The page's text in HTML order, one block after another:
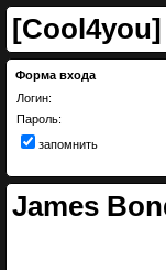
[Cool4you]
Форма входа
Логин:
Пароль:
запомнить
James